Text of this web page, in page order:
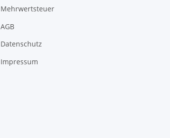
Mehrwertsteuer
AGB
Datenschutz
Impressum